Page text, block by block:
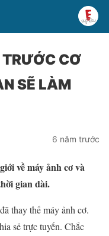
CƠ
SẼ LÀM
6 năm trước
về máy ảnh cơ và
gian dài.
thay thế máy ảnh cơ.
sẻ trực tuyến. Chắc